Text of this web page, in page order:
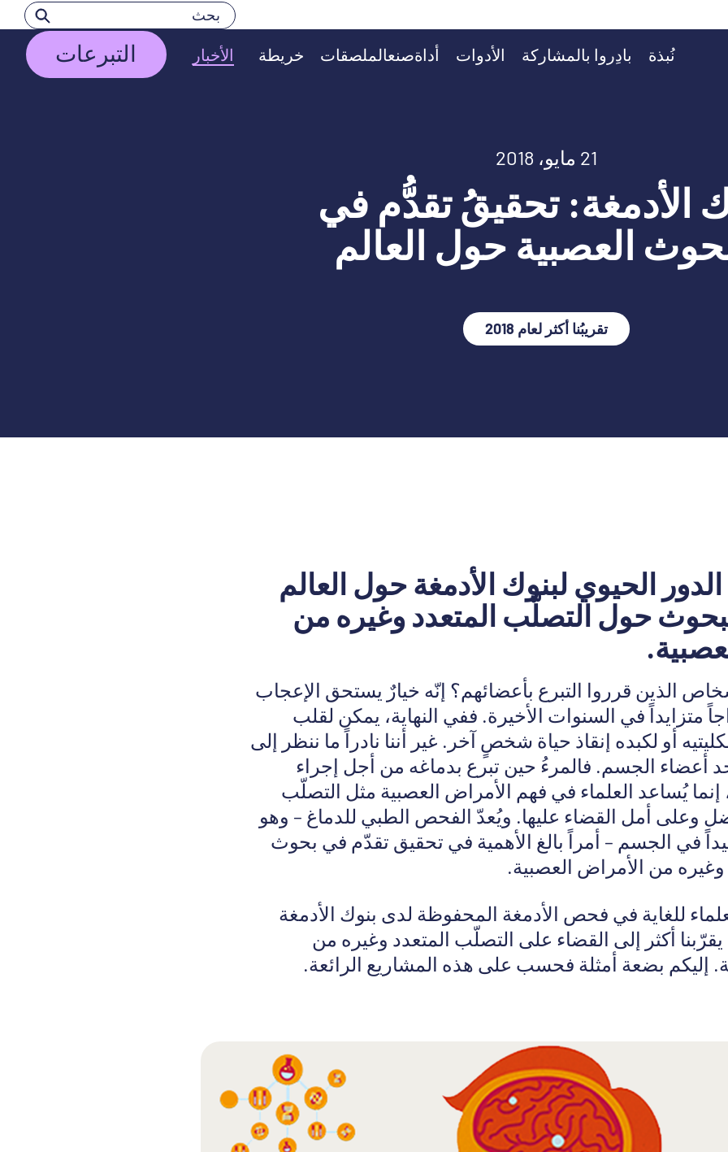
بحث
بحث
نُبذة بادِروا بالمشاركة الأدوات أداةصنعالملصقات خريطة الأخبار التبرعات
21 مايو، 2018
الأدمغة: تحقيقُ تقدُّم في
العصبية حول العالم
تقريبُنا أكثر لعام 2018
الحيوي لبنوك الأدمغة حول العالم
حول التصلّب المتعدد وغيره من
الذين قرروا التبرع بأعضائهم؟ إنّه خيارٌ يستحق الإعجاب
متزايداً في السنوات الأخيرة. ففي النهاية، يمكن لقلب
أو لكبده إنقاذ حياة شخصٍ آخر. غير أننا نادراً ما ننظر إلى
أعضاء الجسم. فالمرءُ حين تبرع بدماغه من أجل إجراء
إنما يُساعد العلماء في فهم الأمراض العصبية مثل التصلّب
وعلى أمل القضاء عليها. ويُعدّ الفحص الطبي للدماغ – وهو
في الجسم – أمراً بالغ الأهمية في تحقيق تقدّم في بحوث
وغيره من الأمراض العصبية.
للغاية في فحص الأدمغة المحفوظة لدى بنوك الأدمغة
يقرّبنا أكثر إلى القضاء على التصلّب المتعدد وغيره من
إليكم بضعة أمثلة فحسب على هذه المشاريع الرائعة.